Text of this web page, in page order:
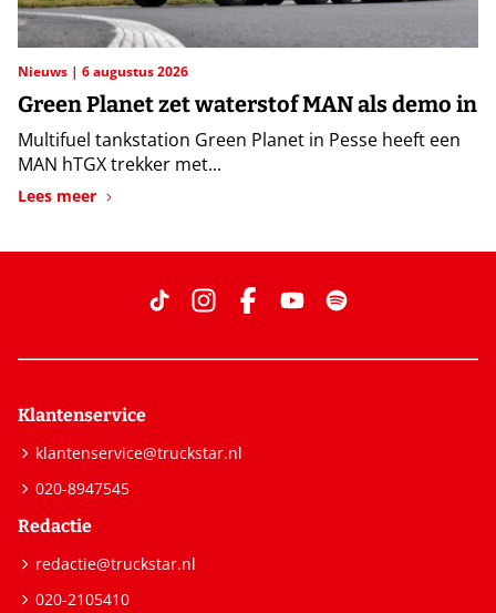
Nieuws 6 augustus 2026
Green Planet zet waterstof MAN als demo in
Multifuel tankstation Green Planet in Pesse heeft een
MAN hTGX trekker met...
Lees meer
Klantenservice
klantenservice@truckstar.nl
020-8947545
Redactie
redactie@truckstar.nl
020-2105410